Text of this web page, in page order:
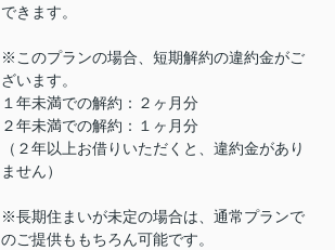
できます。
※このプランの場合、短期解約の違約金がご
ざいます。
１年未満での解約：２ヶ月分
２年未満での解約：１ヶ月分
（２年以上お借りいただくと、違約金があり
ません）
※長期住まいが未定の場合は、通常プランで
のご提供ももちろん可能です。